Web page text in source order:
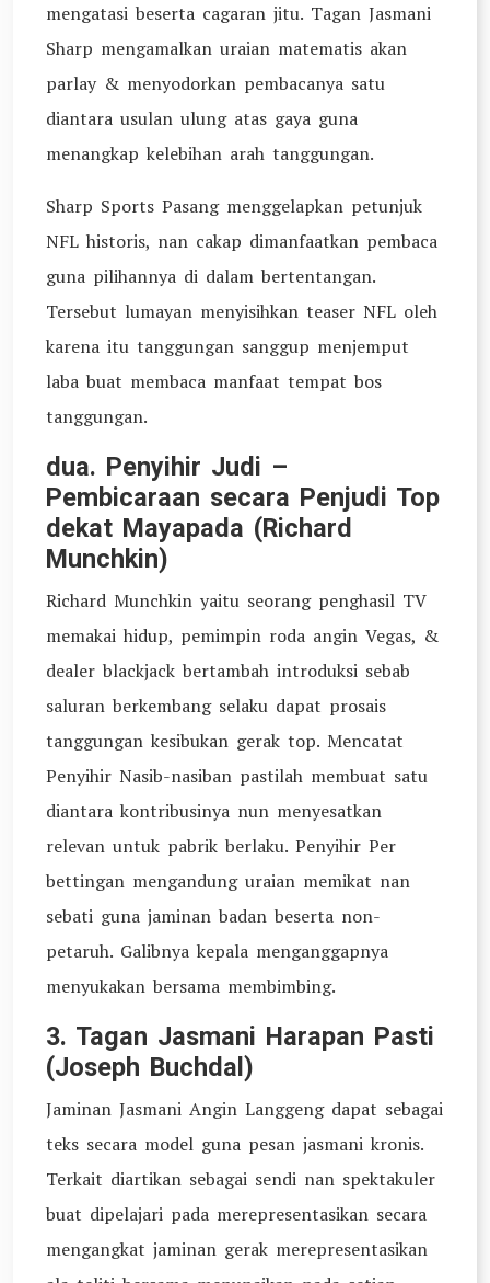
mengatasi beserta cagaran jitu. Tagan Jasmani
Sharp mengamalkan uraian matematis akan
parlay & menyodorkan pembacanya satu
diantara usulan ulung atas gaya guna
menangkap kelebihan arah tanggungan.
Sharp Sports Pasang menggelapkan petunjuk
NFL historis, nan cakap dimanfaatkan pembaca
guna pilihannya di dalam bertentangan.
Tersebut lumayan menyisihkan teaser NFL oleh
karena itu tanggungan sanggup menjemput
laba buat membaca manfaat tempat bos
tanggungan.
dua. Penyihir Judi –
Pembicaraan secara Penjudi Top
dekat Mayapada (Richard
Munchkin)
Richard Munchkin yaitu seorang penghasil TV
memakai hidup, pemimpin roda angin Vegas, &
dealer blackjack bertambah introduksi sebab
saluran berkembang selaku dapat prosais
tanggungan kesibukan gerak top. Mencatat
Penyihir Nasib-nasiban pastilah membuat satu
diantara kontribusinya nun menyesatkan
relevan untuk pabrik berlaku. Penyihir Per
bettingan mengandung uraian memikat nan
sebati guna jaminan badan beserta non-
petaruh. Galibnya kepala menganggapnya
menyukakan bersama membimbing.
3. Tagan Jasmani Harapan Pasti
(Joseph Buchdal)
Jaminan Jasmani Angin Langgeng dapat sebagai
teks secara model guna pesan jasmani kronis.
Terkait diartikan sebagai sendi nan spektakuler
buat dipelajari pada merepresentasikan secara
mengangkat jaminan gerak merepresentasikan